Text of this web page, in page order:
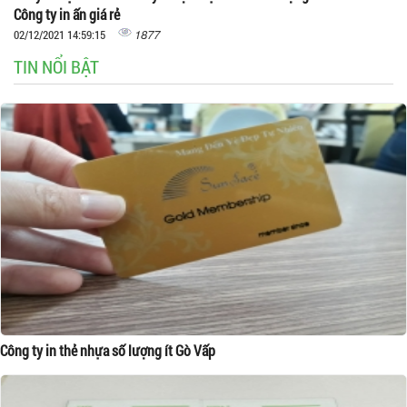
Công ty in ấn giá rẻ
02/12/2021 14:59:15 1877
TIN NỔI BẬT
Công ty in thẻ nhựa số lượng ít Gò Vấp